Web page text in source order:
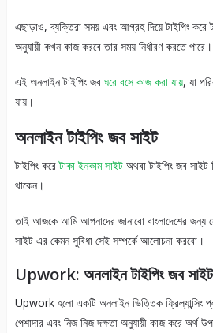
এছাড়াও, ব্যক্তিরা সময় এবং আগ্রহ দিয়ে টাইপিং করে
অনুযায়ী কখন কাজ করবে তার সময় নির্ধারণ করতে পারে।
এই অনলাইন টাইপিং জবঘরে বসে কাজ করা যায়, যা
যায়।
অনলাইন টাইপিং জব সাইট
টাইপিং করেটাকা ইনকাম সাইট অথবা টাইপিং জব সাইট
থাকেন।
তাই আজকে আমি আপনাদের জানাবো বাংলাদেশের জন্য
সাইট এর কেমন সুবিধা সেই সম্পর্কে আলোচনা করবো।
Upwork: অনলাইন টাইপিং জব সাইট
Upwork হলো একটি অনলাইন ভিত্তিক ফ্রিল্যান্সিং
পেশাদার এবং নিজ নিজ দক্ষতা অনুযায়ী কাজ করে অর্থ